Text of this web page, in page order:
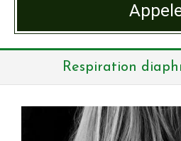
Respiration